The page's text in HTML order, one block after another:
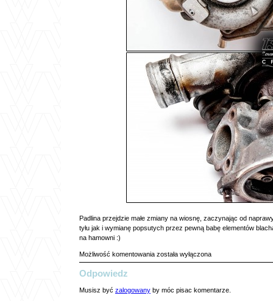
Padlina przejdzie małe zmiany na wiosnę, zaczynając od
tyłu jak i wymianę popsutych przez pewną babę elementów
na hamowni :)
Możliwość komentowania już
się
puka
została wyłączona
Odpowiedz
Musisz być zalogowany by móc pisac komentarze.